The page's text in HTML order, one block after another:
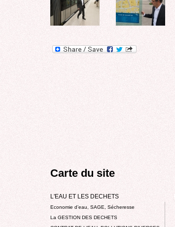
Carte du site
L'EAU ET LES DECHETS
Economie d’eau, SAGE, Sécheresse
La GESTION DES DECHETS